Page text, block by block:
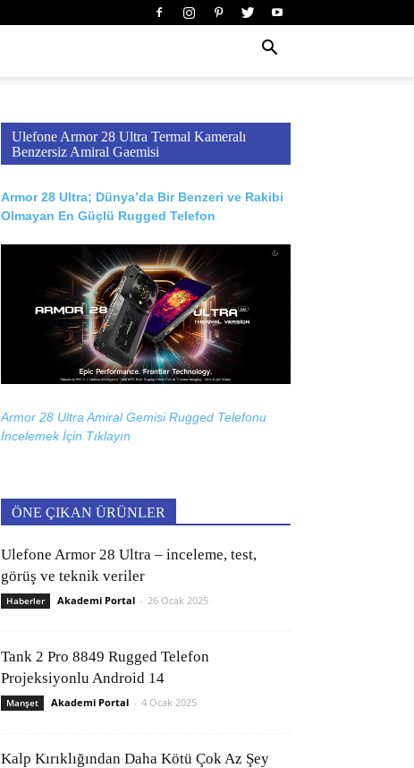
Ulefone Armor 28 Ultra Termal Kameralı
Benzersiz Amiral Gaemisi
Armor 28 Ultra; Dünya’da Bir Benzeri ve Rakibi
Olmayan En Güçlü Rugged Telefon
Armor 28 Ultra Amiral Gemisi Rugged Telefonu
İncelemek İçin Tıklayın
ÖNE ÇIKAN ÜRÜNLER
Ulefone Armor 28 Ultra – inceleme, test,
görüş ve teknik veriler
Haberler Akademi Portal - 26 Ocak 2025
Tank 2 Pro 8849 Rugged Telefon
Projeksiyonlu Android 14
Manşet Akademi Portal - 4 Ocak 2025
Kalp Kırıklığından Daha Kötü Çok Az Şey